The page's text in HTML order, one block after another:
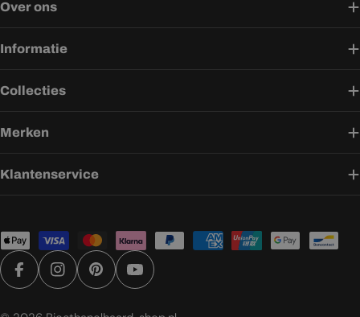
Over ons
Informatie
Collecties
Merken
Klantenservice
Betaalmethoden
FacebookInstagramPinterestYouTube